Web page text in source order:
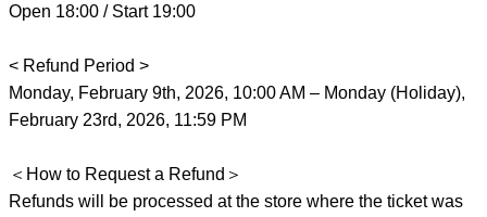
Open 18:00 / Start 19:00
< Refund Period >
Monday, February 9th, 2026, 10:00 AM – Monday (Holiday),
February 23rd, 2026, 11:59 PM
＜How to Request a Refund＞
Refunds will be processed at the store where the ticket was